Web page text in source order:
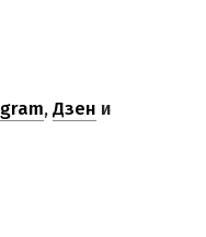
,Дзен и